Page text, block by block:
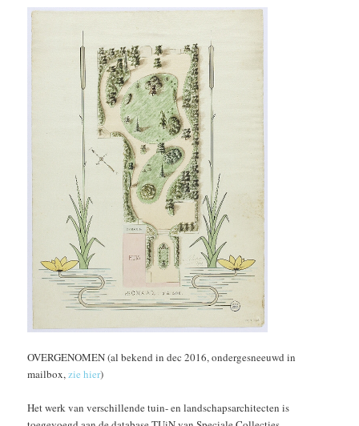
OVERGENOMEN (al bekend in dec 2016, ondergesneeuwd in
mailbox,zie hier)
Het werk van verschillende tuin- en landschapsarchitecten is